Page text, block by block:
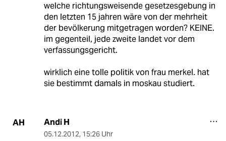
welche richtungsweisende gesetzesgebung in
den letzten 15 jahren wäre von der mehrheit
der bevölkerung mitgetragen worden? KEINE.
im gegenteil, jede zweite landet vor dem
verfassungsgericht.
wirklich eine tolle politik von frau merkel. hat
sie bestimmt damals in moskau studiert.
AH Andi H
05.12.2012, 15:26 Uhr